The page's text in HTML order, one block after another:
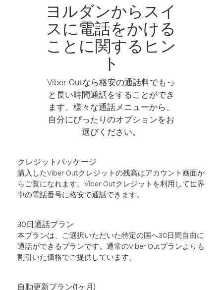
ヨルダンからスイ
スに電話をかける
ことに関するヒン
ト
Viber Outなら格安の通話料でもっ
と長い時間通話をすることができ
ます。様々な通話メニューから、
自分にぴったりのオプションをお
選びください。
クレジットパッケージ
購入したViber Outクレジットの残高はアカウント画面か
らご覧になれます。Viber Outクレジットを利用して世界
中の電話番号に格安で通話できます。
30日通話プラン
本プランは、ご選択いただいた特定の国へ30日間自由に
通話ができるプランです。通常のViber Outプランよりも
割引いた価格でご提供しています。
自動更新プラン(1ヶ月)